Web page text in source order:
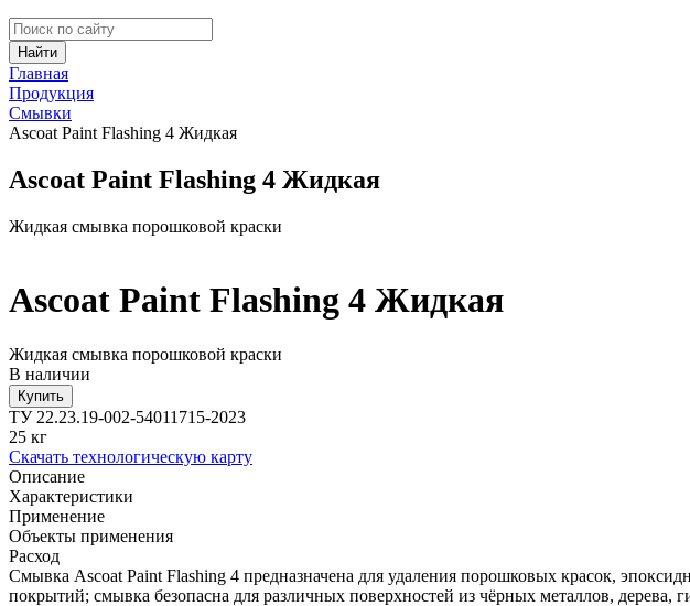
Найти
Главная
Продукция
Смывки
Ascoat Paint Flashing 4 Жидкая
Ascoat Paint Flashing 4 Жидкая
Жидкая смывка порошковой краски
Ascoat Paint Flashing 4 Жидкая
Жидкая смывка порошковой краски
В наличии
Купить
ТУ 22.23.19-002-54011715-2023
25 кг
Скачать технологическую карту
Описание
Характеристики
Применение
Объекты применения
Расход
Смывка Ascoat Paint Flashing 4 предназначена для удаления порошковых красок,
покрытий; смывка безопасна для различных поверхностей из чёрных металлов, дерева,